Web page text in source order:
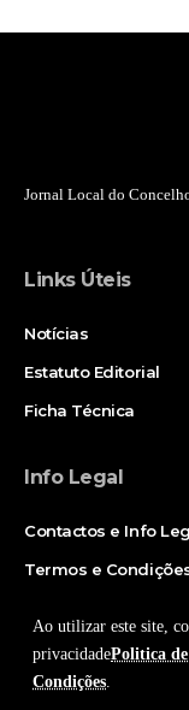
Ao utilizar este site,
privacidadePolitica
Condições.
Jornal Local do
Links Úteis
Notícias
Estatuto Editorial
Ficha Técnica
Info Legal
Contactos e Info
Termos e
© Copyright 2025, Todos